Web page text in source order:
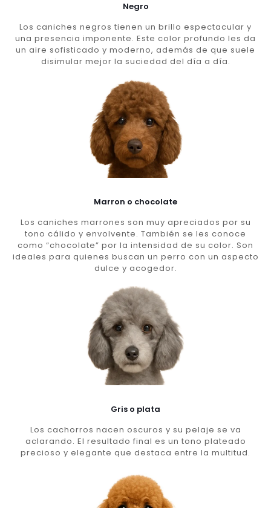
Negro
Los caniches negros tienen un brillo espectacular y
una presencia imponente. Este color profundo les da
un aire sofisticado y moderno, además de que suele
disimular mejor la suciedad del día a día.
Marron o chocolate
Los caniches marrones son muy apreciados por su
tono cálido y envolvente. También se les conoce
como “chocolate” por la intensidad de su color. Son
ideales para quienes buscan un perro con un aspecto
dulce y acogedor.
Gris o plata
Los cachorros nacen oscuros y su pelaje se va
aclarando. El resultado final es un tono plateado
precioso y elegante que destaca entre la multitud.